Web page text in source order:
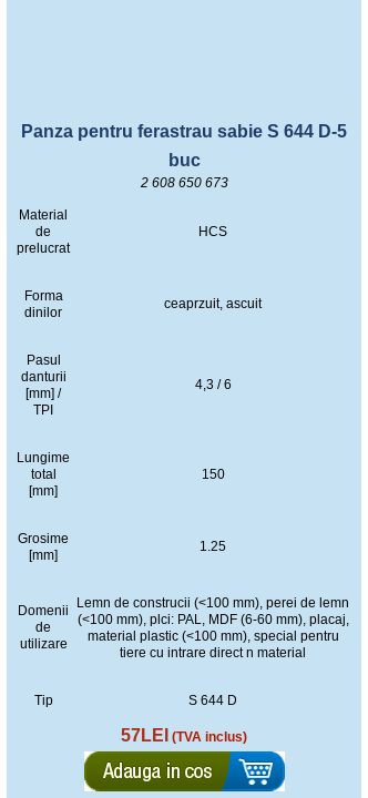
Panza pentru ferastrau sabie S 644 D-5
buc
2 608 650 673
Material
de
prelucrat
HCS
Forma
dinilor
ceaprzuit, ascuit
Pasul
danturii
[mm] /
TPI
4,3 / 6
Lungime
total
[mm]
150
Grosime
[mm]
1.25
Domenii
de
utilizare
Lemn de construcii (<100 mm), perei de lemn
(<100 mm), plci: PAL, MDF (6-60 mm), placaj,
material plastic (<100 mm), special pentru
tiere cu intrare direct n material
Tip S 644 D
57LEI (TVA inclus)